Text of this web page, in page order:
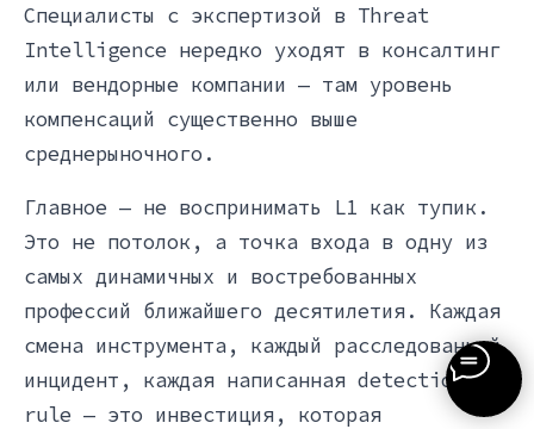
Специалисты с экспертизой в Threat
Intelligence нередко уходят в консалтинг
или вендорные компании — там уровень
компенсаций существенно выше
среднерыночного.
Главное — не воспринимать L1 как тупик.
Это не потолок, а точка входа в одну из
самых динамичных и востребованных
профессий ближайшего десятилетия. Каждая
смена инструмента, каждый расследованный
инцидент, каждая написанная detection
rule — это инвестиция, которая